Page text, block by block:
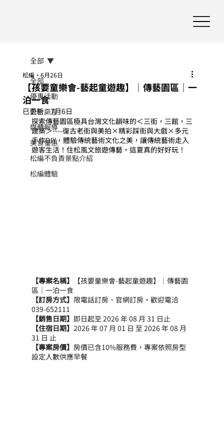
全部
優惠活動
公告訊息
媒體報導
美食優惠
松編不負責景點介紹
松編體驗
全部
【孩要童樂會-藝起童遊趣】｜傳藝園區｜一
泊一食
松編 6月26日
已更新：7月6日
探索傳藝園區極具台灣文化韻味的＜三街，三館，三
建築＞----復古老街與美拍×精彩踩街與大戲×多元
手作DIY，體驗傳統藝術文化之美，讓傳統藝術走入
遊客生活！住松風文旅遊傳藝，這夏真的好好玩！
【專案名稱】
【孩要童樂會-藝起童遊趣】｜傳藝園
區｜一泊一食
【訂房方式】 限電話訂房、官網訂房，歡迎電洽
039-652111
【銷售日期】 即日起至 2026 年 08 月 31 日止
【住宿日期】 2026 年 07 月 01 日 至 2026 年 08 月
31 日 止
【專案房價】 房價已含10%服務費，專案依照房型
設定人數供應早餐